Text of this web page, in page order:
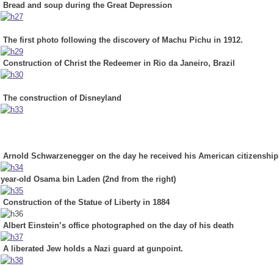
Bread and soup during the Great Depression
The first photo following the discovery of Machu Pichu in 1912.
Construction of Christ the Redeemer in Rio da Janeiro, Brazil
The construction of Disneyland
Arnold Schwarzenegger on the day he received his American citizenship
year-old Osama bin Laden (2nd from the right)
Construction of the Statue of Liberty in 1884
Albert Einstein’s office photographed on the day of his death
A liberated Jew holds a Nazi guard at gunpoint.